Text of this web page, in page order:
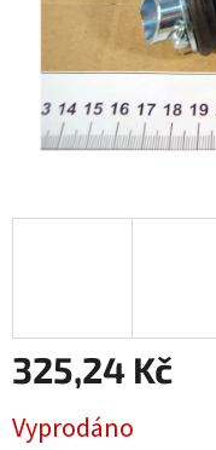
325,24 Kč
cena:
Vyprodáno